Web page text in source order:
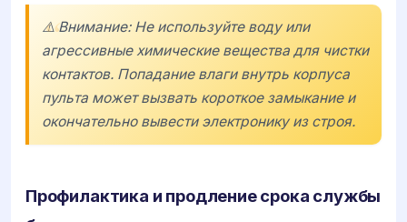
⚠️ Внимание: Не используйте воду или
агрессивные химические вещества для чистки
контактов. Попадание влаги внутрь корпуса
пульта может вызвать короткое замыкание и
окончательно вывести электронику из строя.
Профилактика и продление срока службы